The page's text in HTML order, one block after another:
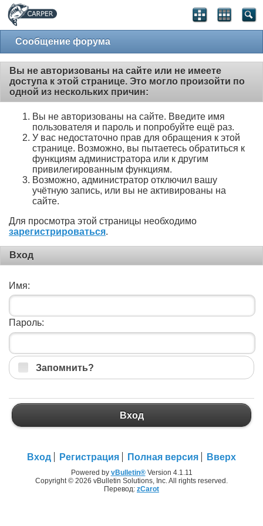
Сообщение форума
Вы не авторизованы на сайте или не имеете
доступа к этой странице. Это могло произойти по
одной из нескольких причин:
Вы не авторизованы на сайте. Введите имя
пользователя и пароль и попробуйте ещё раз.
У вас недостаточно прав для обращения к этой
странице. Возможно, вы пытаетесь обратиться к
функциям администратора или к другим
привилегированным функциям.
Возможно, администратор отключил вашу
учётную запись, или вы не активированы на
сайте.
Для просмотра этой страницы необходимо
зарегистрироваться.
Вход
Имя:
Пароль:
Запомнить?
Вход
Вход Регистрация Полная версия Вверх
Powered by vBulletin®Version 4.1.11
Copyright © 2026 vBulletin Solutions, Inc. All rights reserved.
Перевод: zCarot